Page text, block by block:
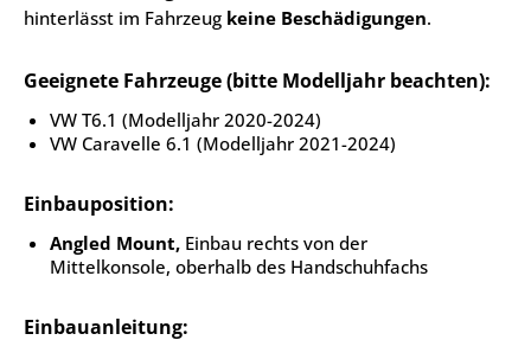
hinterlässt im Fahrzeug keine Beschädigungen.
Geeignete Fahrzeuge (bitte Modelljahr beachten):
VW T6.1 (Modelljahr 2020-2024)
VW Caravelle 6.1 (Modelljahr 2021-2024)
Einbauposition:
Angled Mount, Einbau rechts von der
Mittelkonsole, oberhalb des Handschuhfachs
Einbauanleitung: